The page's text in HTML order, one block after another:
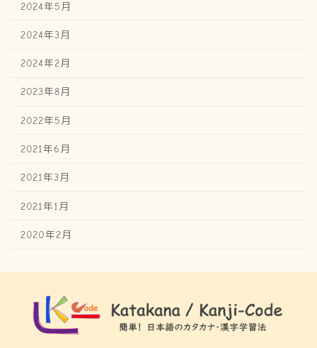
2024年5月
2024年3月
2024年2月
2023年8月
2022年5月
2021年6月
2021年3月
2021年1月
2020年2月